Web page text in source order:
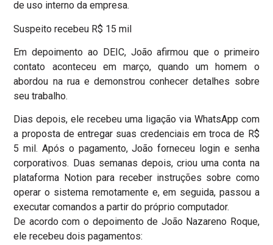
de uso interno da empresa.
Suspeito recebeu R$ 15 mil
Em depoimento ao DEIC, João afirmou que o primeiro
contato aconteceu em março, quando um homem o
abordou na rua e demonstrou conhecer detalhes sobre
seu trabalho.
Dias depois, ele recebeu uma ligação via WhatsApp com
a proposta de entregar suas credenciais em troca de R$
5 mil. Após o pagamento, João forneceu login e senha
corporativos. Duas semanas depois, criou uma conta na
plataforma Notion para receber instruções sobre como
operar o sistema remotamente e, em seguida, passou a
executar comandos a partir do próprio computador.
De acordo com o depoimento de João Nazareno Roque,
ele recebeu dois pagamentos: